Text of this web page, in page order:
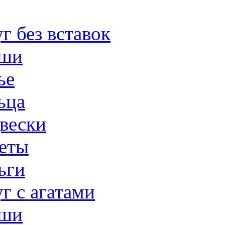
без вставок
с агатами